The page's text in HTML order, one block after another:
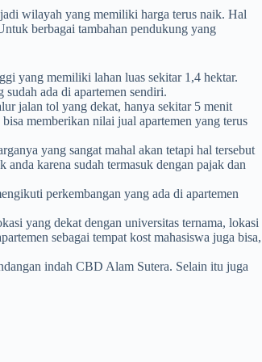
wilayah yang memiliki harga terus naik. Hal
berbagai tambahan pendukung yang
yang memiliki lahan luas sekitar 1,4 hektar.
ada di apartemen sendiri.
jalan tol yang dekat, hanya sekitar 5 menit
memberikan nilai jual apartemen yang terus
yang sangat mahal akan tetapi hal tersebut
karena sudah termasuk dengan pajak dan
perkembangan yang ada di apartemen
yang dekat dengan universitas ternama, lokasi
sebagai tempat kost mahasiswa juga bisa,
indah CBD Alam Sutera. Selain itu juga